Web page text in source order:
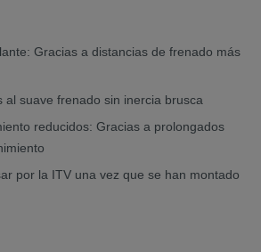
Gracias a distancias de frenado más
al suave frenado sin inercia brusca
reducidos: Gracias a prolongados
por la ITV una vez que se han montado